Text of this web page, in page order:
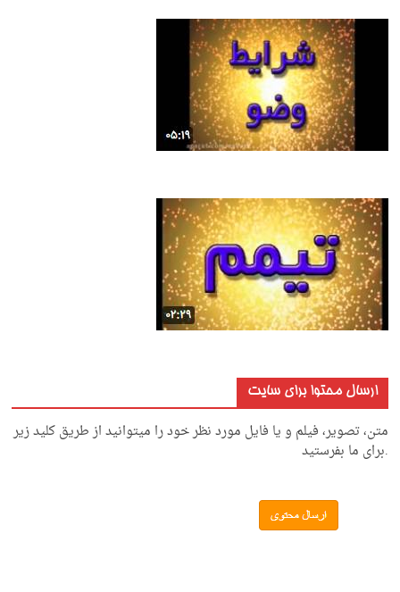
ارسال محتوا برای سایت
متن، تصویر، فیلم و یا فایل مورد نظر خود را میتوانید از طریق کلید زیر
.برای ما بفرستید